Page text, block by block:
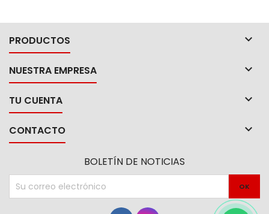
PRODUCTOS 
NUESTRA EMPRESA 
TU CUENTA 
CONTACTO 
BOLETÍN DE NOTICIAS